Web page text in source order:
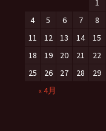
4
5 6 7 8
11
12 13 14 15
18
19 20 21 22
25
26 27 28 29
« 4月